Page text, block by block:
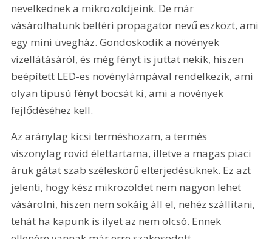
nevelkednek a mikrozöldjeink. De már
vásárolhatunk beltéri propagator nevű eszközt, ami
egy mini üvegház. Gondoskodik a növények
vízellátásáról, és még fényt is juttat nekik, hiszen
beépített LED-es növénylámpával rendelkezik, ami
olyan típusú fényt bocsát ki, ami a növények
fejlődéséhez kell.
Az aránylag kicsi terméshozam, a termés
viszonylag rövid élettartama, illetve a magas piaci
áruk gátat szab széleskörű elterjedésüknek. Ez azt
jelenti, hogy kész mikrozöldet nem nagyon lehet
vásárolni, hiszen nem sokáig áll el, nehéz szállítani,
tehát ha kapunk is ilyet az nem olcsó. Ennek